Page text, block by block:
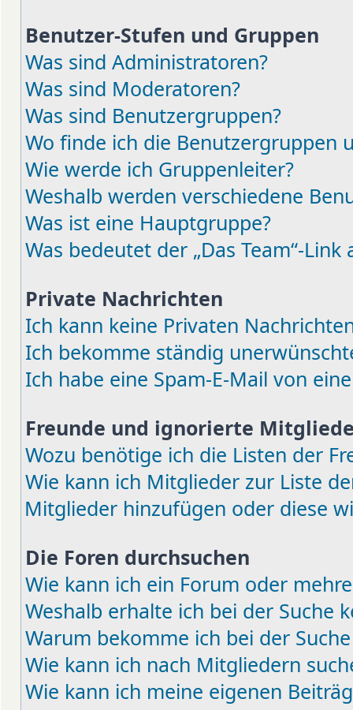
Benutzer-Stufen und Gruppen
Was sind Administratoren?
Was sind Moderatoren?
Was sind Benutzergruppen?
Wo finde ich die Benutzergruppen
Wie werde ich Gruppenleiter?
Weshalb werden verschiedene
Was ist eine Hauptgruppe?
Was bedeutet der „Das Team“-
Private Nachrichten
Ich kann keine Privaten
Ich bekomme ständig
Ich habe eine Spam-E-Mail von
Freunde und ignorierte
Wozu benötige ich die Listen der
Wie kann ich Mitglieder zur Liste
Mitglieder hinzufügen oder diese
Die Foren durchsuchen
Wie kann ich ein Forum oder
Weshalb erhalte ich bei der Suche
Warum bekomme ich bei der
Wie kann ich nach Mitgliedern
Wie kann ich meine eigenen